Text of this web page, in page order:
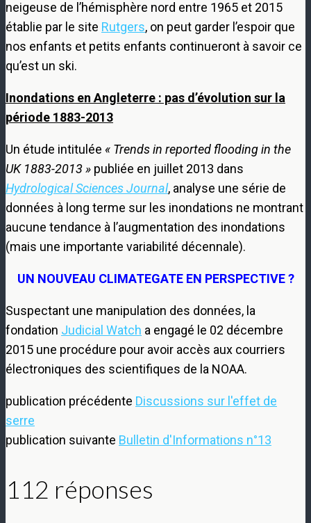
neigeuse de l’hémisphère nord entre 1965 et 2015
établie par le site Rutgers, on peut garder l’espoir que
nos enfants et petits enfants continueront à savoir ce
qu’est un ski.
Inondations en Angleterre : pas d’évolution sur la
période 1883-2013
Un étude intitulée « Trends in reported flooding in the
UK 1883-2013 » publiée en juillet 2013 dans
Hydrological Sciences Journal, analyse une série de
données à long terme sur les inondations ne montrant
aucune tendance à l’augmentation des inondations
(mais une importante variabilité décennale).
UN NOUVEAU CLIMATEGATE EN PERSPECTIVE ?
Suspectant une manipulation des données, la
fondation Judicial Watch a engagé le 02 décembre
2015 une procédure pour avoir accès aux courriers
électroniques des scientifiques de la NOAA.
publication précédente Discussions sur l'effet de
serre
publication suivante Bulletin d'Informations n°13
112 réponses